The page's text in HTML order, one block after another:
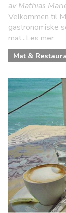
av Mathias
Velkommen til
gastronomiske
mat...Les mer
Mat &